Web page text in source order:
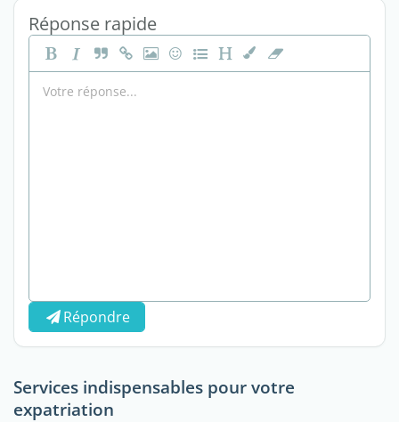
Réponse rapide
Répondre
Services indispensables pour votre
expatriation